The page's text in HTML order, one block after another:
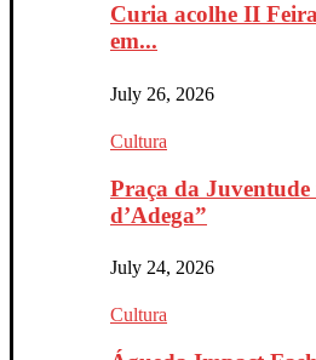
Curia acolhe II
em...
July 26, 2026
Cultura
Praça da Juventude
d’Adega”
July 24, 2026
Cultura